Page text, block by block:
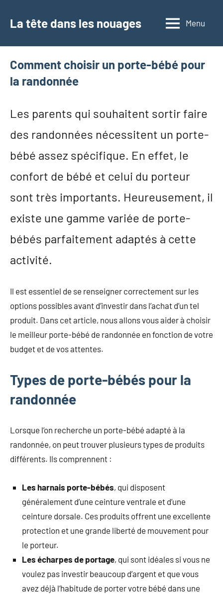
La tête dans les nouages Menu
Comment choisir un porte-bébé pour
la randonnée
Les parents qui souhaitent sortir faire
des randonnées nécessitent un porte-
bébé assez spécifique. En effet, le
confort de bébé et celui du porteur
sont très importants. Heureusement, il
existe une gamme variée de porte-
bébés parfaitement adaptés à cette
activité.
Il est essentiel de se renseigner correctement sur les
options possibles avant d’investir dans l’achat d’un tel
produit. Dans cet article, nous allons vous aider à choisir
le meilleur porte-bébé de randonnée en fonction de votre
budget et de vos attentes.
Types de porte-bébés pour la
randonnée
Lorsque l’on recherche un porte-bébé adapté à la
randonnée, on peut trouver plusieurs types de produits
différents. Ils comprennent :
Les harnais porte-bébés, qui disposent
généralement d’une ceinture ventrale et d’une
ceinture dorsale. Ces produits offrent une excellente
protection et une grande liberté de mouvement pour
le porteur.
Les écharpes de portage, qui sont idéales si vous ne
voulez pas investir beaucoup d’argent et que vous
avez déjà l’habitude de porter votre bébé dans une